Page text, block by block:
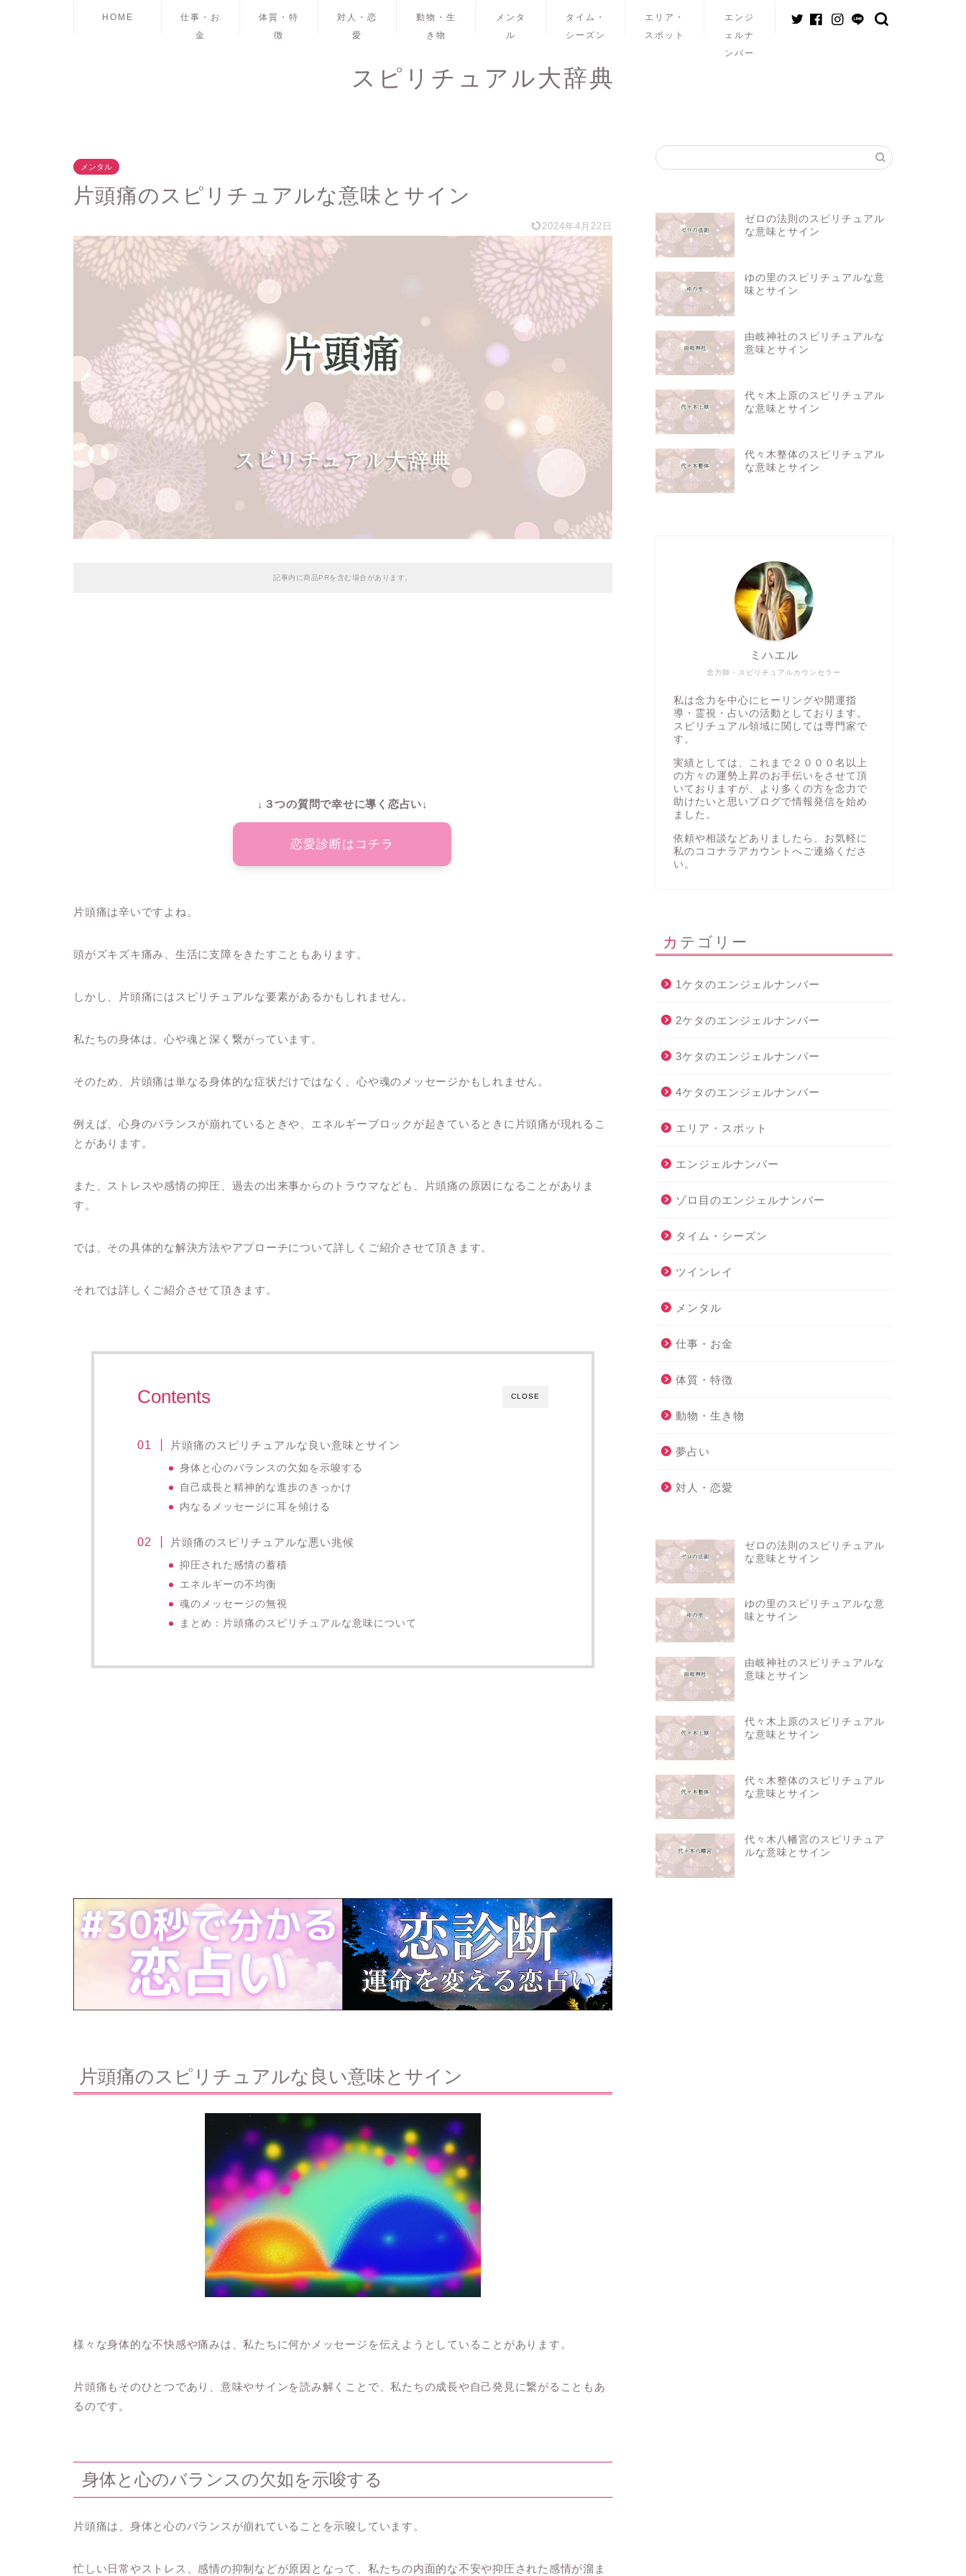
HOME
仕事・お
金
体質・特
徴
対人・恋
愛
動物・生
き物
メンタ
ル
タイム・
シーズン
エリア・
スポット
エンジ
ェルナ
ンバー
スピリチュアル大辞典
メンタル
片頭痛のスピリチュアルな意味とサイン
2024年4月22日
記事内に商品PRを含む場合があります。
↓３つの質問で幸せに導く恋占い↓
恋愛診断はコチラ
片頭痛は辛いですよね。
頭がズキズキ痛み、生活に支障をきたすこともあります。
しかし、片頭痛にはスピリチュアルな要素があるかもしれません。
私たちの身体は、心や魂と深く繋がっています。
そのため、片頭痛は単なる身体的な症状だけではなく、心や魂のメッセージかもしれません。
例えば、心身のバランスが崩れているときや、エネルギーブロックが起きているときに片頭痛が現れるこ
とがあります。
また、ストレスや感情の抑圧、過去の出来事からのトラウマなども、片頭痛の原因になることがありま
す。
では、その具体的な解決方法やアプローチについて詳しくご紹介させて頂きます。
それでは詳しくご紹介させて頂きます。
CLOSE
Contents
片頭痛のスピリチュアルな良い意味とサイン
身体と心のバランスの欠如を示唆する
自己成長と精神的な進歩のきっかけ
内なるメッセージに耳を傾ける
片頭痛のスピリチュアルな悪い兆候
抑圧された感情の蓄積
エネルギーの不均衡
魂のメッセージの無視
まとめ：片頭痛のスピリチュアルな意味について
片頭痛のスピリチュアルな良い意味とサイン
様々な身体的な不快感や痛みは、私たちに何かメッセージを伝えようとしていることがあります。
片頭痛もそのひとつであり、意味やサインを読み解くことで、私たちの成長や自己発見に繋がることもあ
るのです。
身体と心のバランスの欠如を示唆する
片頭痛は、身体と心のバランスが崩れていることを示唆しています。
忙しい日常やストレス、感情の抑制などが原因となって、私たちの内面的な不安や抑圧された感情が溜ま
ゼロの法則のスピリチュアル
な意味とサイン
ゆの里のスピリチュアルな意
味とサイン
由岐神社のスピリチュアルな
意味とサイン
代々木上原のスピリチュアル
な意味とサイン
代々木整体のスピリチュアル
な意味とサイン
念力師・スピリチュアルカウンセラー
ミハエル
私は念力を中心にヒーリングや開運指
導・霊視・占いの活動としております。
スピリチュアル領域に関しては専門家で
す。
実績としては、これまで２０００名以上
の方々の運勢上昇のお手伝いをさせて頂
いておりますが、より多くの方を念力で
助けたいと思いブログで情報発信を始め
ました。
依頼や相談などありましたら、お気軽に
私の ココナラアカウント へご連絡くださ
い。
カテゴリー
1ケタのエンジェルナンバー
2ケタのエンジェルナンバー
3ケタのエンジェルナンバー
4ケタのエンジェルナンバー
エリア・スポット
エンジェルナンバー
ゾロ目のエンジェルナンバー
タイム・シーズン
ツインレイ
メンタル
仕事・お金
体質・特徴
動物・生き物
夢占い
対人・恋愛
ゼロの法則のスピリチュアル
な意味とサイン
ゆの里のスピリチュアルな意
味とサイン
由岐神社のスピリチュアルな
意味とサイン
代々木上原のスピリチュアル
な意味とサイン
代々木整体のスピリチュアル
な意味とサイン
代々木八幡宮のスピリチュア
ルな意味とサイン